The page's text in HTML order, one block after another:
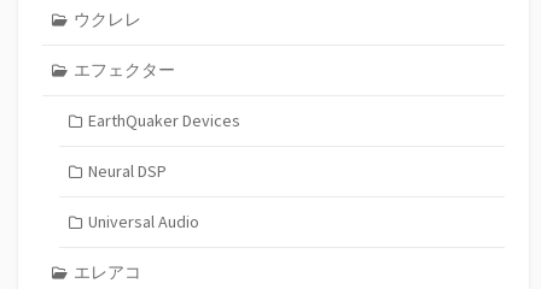
ウクレレ
エフェクター
EarthQuaker Devices
Neural DSP
Universal Audio
エレアコ